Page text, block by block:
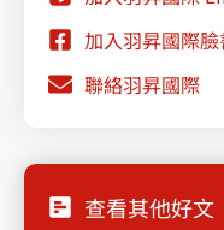
加入羽昇國際
聯絡羽昇國際
查看其他好文